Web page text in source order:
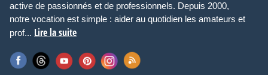
active de passionnés et de professionnels. Depuis 2000,
notre vocation est simple : aider au quotidien les amateurs et
prof... Lire la suite